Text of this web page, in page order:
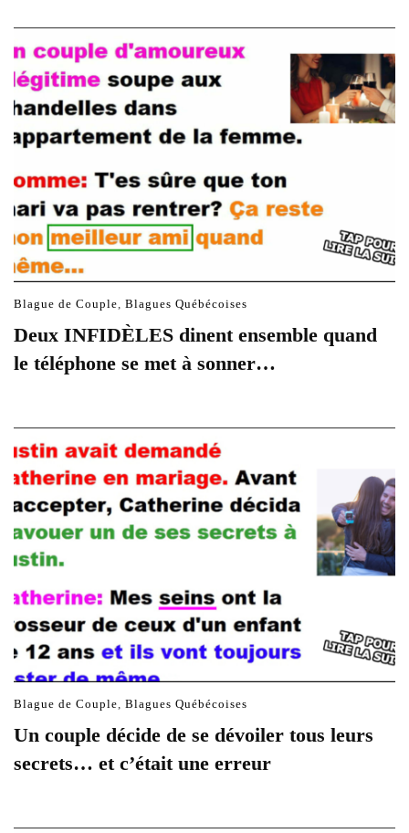
Blague de Couple Blagues Québécoises
Deux INFIDÈLES dinent ensemble quand
le téléphone se met à sonner…
Blague de Couple Blagues Québécoises
Un couple décide de se dévoiler tous leurs
secrets… et c’était une erreur